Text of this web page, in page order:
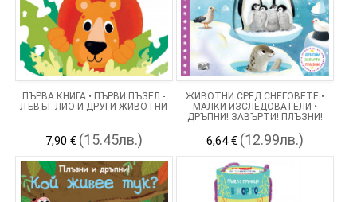
ПЪРВА КНИГА • ПЪРВИ ПЪЗЕЛ -
ЛЪВЪТ ЛИО И ДРУГИ ЖИВОТНИ
7,90 € (15.45лв.)
ЖИВОТНИ СРЕД СНЕГОВЕТЕ •
МАЛКИ ИЗСЛЕДОВАТЕЛИ •
ДРЪПНИ! ЗАВЪРТИ! ПЛЪЗНИ!
6,64 € (12.99лв.)